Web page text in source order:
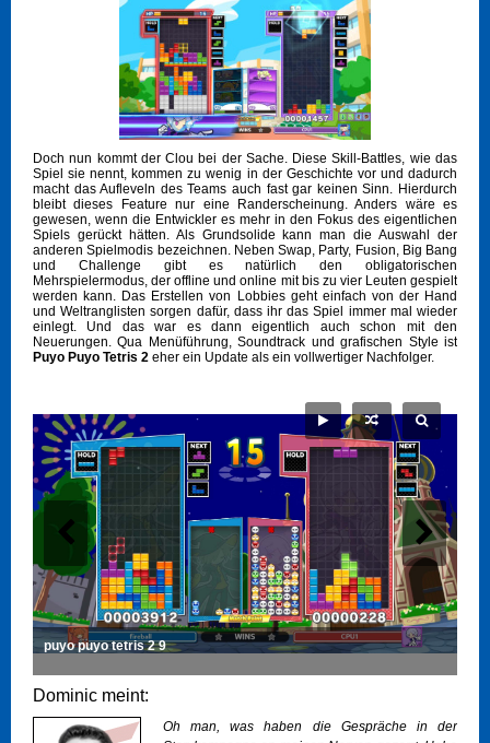
Doch nun kommt der Clou bei der Sache. Diese Skill-Battles, wie das
Spiel sie nennt, kommen zu wenig in der Geschichte vor und dadurch
macht das Aufleveln des Teams auch fast gar keinen Sinn. Hierdurch
bleibt dieses Feature nur eine Randerscheinung. Anders wäre es
gewesen, wenn die Entwickler es mehr in den Fokus des eigentlichen
Spiels gerückt hätten. Als Grundsolide kann man die Auswahl der
anderen Spielmodis bezeichnen. Neben Swap, Party, Fusion, Big Bang
und Challenge gibt es natürlich den obligatorischen
Mehrspielermodus, der offline und online mit bis zu vier Leuten gespielt
werden kann. Das Erstellen von Lobbies geht einfach von der Hand
und Weltranglisten sorgen dafür, dass ihr das Spiel immer mal wieder
einlegt. Und das war es dann eigentlich auch schon mit den
Neuerungen. Qua Menüführung, Soundtrack und grafischen Style ist
Puyo Puyo Tetris 2 eher ein Update als ein vollwertiger Nachfolger.
puyo puyo tetris 2 9
Dominic meint:
Oh man, was haben die Gespräche in der